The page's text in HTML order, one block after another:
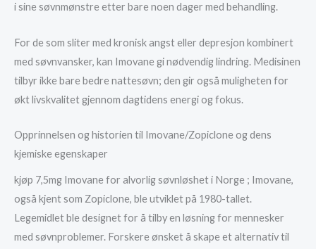
i sine søvnmønstre etter bare noen dager med behandling.
For de som sliter med kronisk angst eller depresjon kombinert
med søvnvansker, kan Imovane gi nødvendig lindring. Medisinen
tilbyr ikke bare bedre nattesøvn; den gir også muligheten for
økt livskvalitet gjennom dagtidens energi og fokus.
Opprinnelsen og historien til Imovane/Zopiclone og dens
kjemiske egenskaper
kjøp 7,5mg Imovane for alvorlig søvnløshet i Norge ; Imovane,
også kjent som Zopiclone, ble utviklet på 1980-tallet.
Legemidlet ble designet for å tilby en løsning for mennesker
med søvnproblemer. Forskere ønsket å skape et alternativ til